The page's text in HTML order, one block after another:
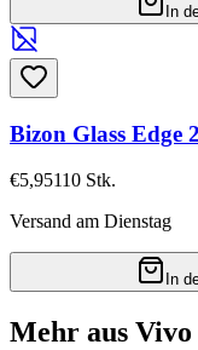
In
Bizon Glass Edge
€5,95110 Stk.
Versand am Dienstag
In
Mehr aus Vivo